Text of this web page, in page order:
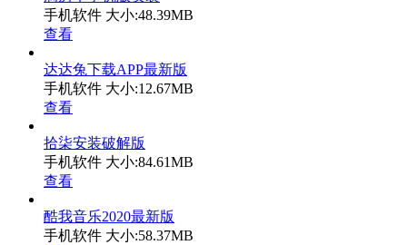
手机软件 大小:48.39MB
查看
达达兔下载APP最新版
手机软件 大小:12.67MB
查看
拾柒安装破解版
手机软件 大小:84.61MB
查看
酷我音乐2020最新版
手机软件 大小:58.37MB